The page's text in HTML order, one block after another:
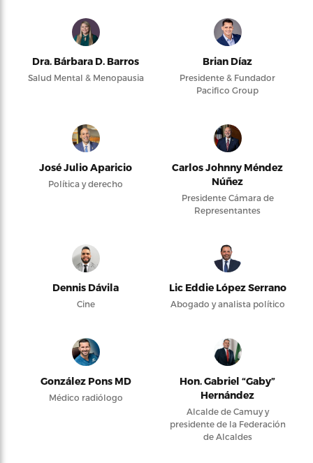
Dra. Bárbara D. Barros
Salud Mental & Menopausia
Brian Díaz
Presidente & Fundador
Pacifico Group
José Julio Aparicio
Política y derecho
Carlos Johnny Méndez
Núñez
Presidente Cámara de
Representantes
Dennis Dávila
Cine
Lic Eddie López Serrano
Abogado y analista político
González Pons MD
Médico radiólogo
Hon. Gabriel “Gaby”
Hernández
Alcalde de Camuy y
presidente de la Federación
de Alcaldes